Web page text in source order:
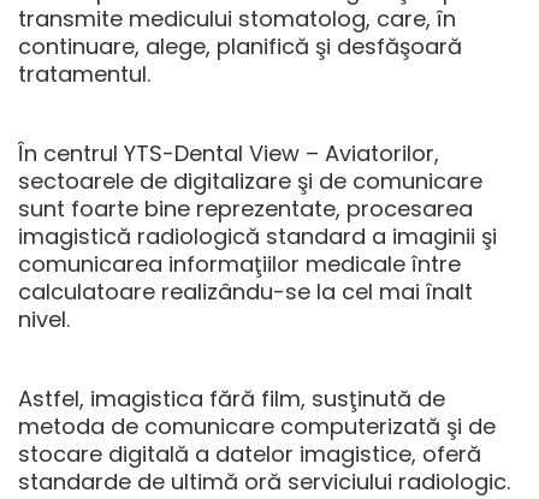
transmite medicului stomatolog, care, în
continuare, alege, planifică şi desfăşoară
tratamentul.
În centrul YTS-Dental View – Aviatorilor,
sectoarele de digitalizare şi de comunicare
sunt foarte bine reprezentate, procesarea
imagistică radiologică standard a imaginii şi
comunicarea informaţiilor medicale între
calculatoare realizându-se la cel mai înalt
nivel.
Astfel, imagistica fără film, susţinută de
metoda de comunicare computerizată şi de
stocare digitală a datelor imagistice, oferă
standarde de ultimă oră serviciului radiologic.